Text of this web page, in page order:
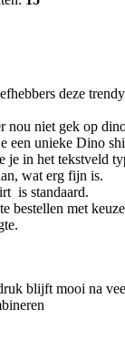
deze
nou niet gek op
een unieke Dino
je in het tekstveld
wat erg fijn is.
is standaard.
bestellen met
blijft mooi na